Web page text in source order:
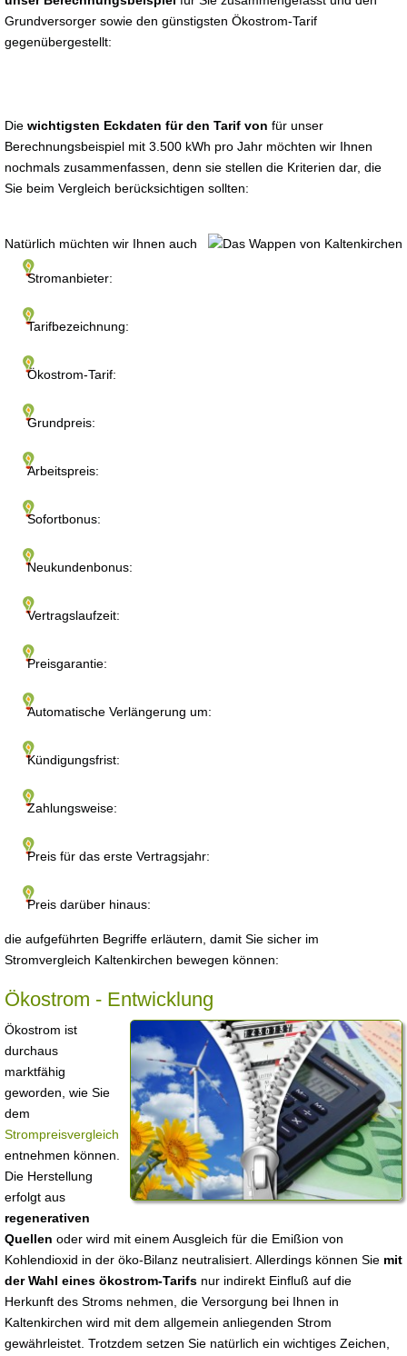
Grundversorger sowie den günstigsten Ökostrom-Tarif
gegenübergestellt:
Die wichtigsten Eckdaten für den Tarif von für unser
Berechnungsbeispiel mit 3.500 kWh pro Jahr möchten wir Ihnen
nochmals zusammenfassen, denn sie stellen die Kriterien dar, die
Sie beim Vergleich berücksichtigen sollten:
Stromanbieter:
Tarifbezeichnung:
Ökostrom-Tarif:
Grundpreis:
Arbeitspreis:
Sofortbonus:
Neukundenbonus:
Vertragslaufzeit:
Preisgarantie:
Automatische Verlängerung um:
Kündigungsfrist:
Zahlungsweise:
Preis für das erste Vertragsjahr:
Preis darüber hinaus:
Natürlich müchten wir Ihnen auch
die aufgeführten Begriffe erläutern, damit Sie sicher im
Stromvergleich Kaltenkirchen bewegen können:
Ökostrom - Entwicklung
Ökostrom ist
durchaus
marktfähig
geworden, wie Sie
dem
Strompreisvergleich
entnehmen können.
Die Herstellung
erfolgt aus
regenerativen
Quellen oder wird mit einem Ausgleich für die Emißion von
Kohlendioxid in der öko-Bilanz neutralisiert. Allerdings können Sie mit
der Wahl eines ökostrom-Tarifs nur indirekt Einfluß auf die
Herkunft des Stroms nehmen, die Versorgung bei Ihnen in
Kaltenkirchen wird mit dem allgemein anliegenden Strom
gewährleistet. Trotzdem setzen Sie natürlich ein wichtiges Zeichen,